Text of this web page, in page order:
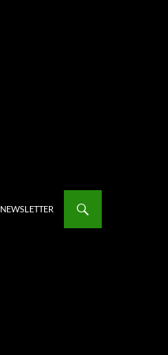
NEWSLETTER